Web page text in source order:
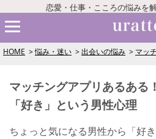
恋愛・仕事・こころの悩みを
HOME 悩み・迷い 出会いの悩み マッ
マッチングアプリあるある
「好き」という男性心理
ちょっと気になる男性から「好